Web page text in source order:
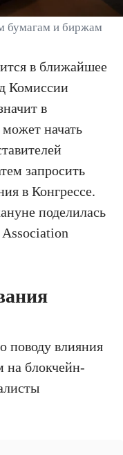
бумагам и биржам
в ближайшее
Комиссии
в
начать
запросить
в Конгрессе.
поделилась
поводу влияния
блокчейн-